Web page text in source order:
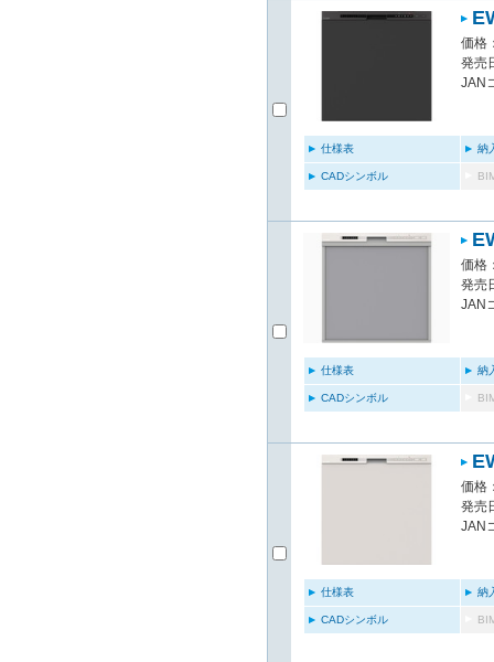
価格
発売
JAN
仕様表 納
CADシンボル
価格
発売
JAN
仕様表 納
CADシンボル
価格
発売
JAN
仕様表 納
CADシンボル